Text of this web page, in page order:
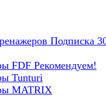
Подписка
FDF Рекомендуем!
Tunturi
MATRIX